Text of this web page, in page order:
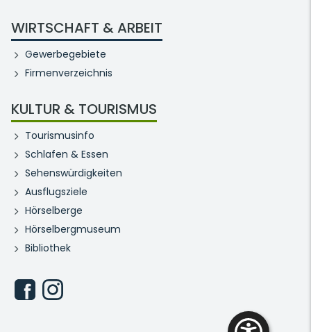
WIRTSCHAFT & ARBEIT
Gewerbegebiete
Firmenverzeichnis
KULTUR & TOURISMUS
Tourismusinfo
Schlafen & Essen
Sehenswürdigkeiten
Ausflugsziele
Hörselberge
Hörselbergmuseum
Bibliothek